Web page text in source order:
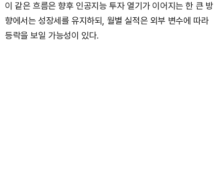
이 같은 흐름은 향후 인공지능 투자 열기가 이어지는 한 큰 방
향에서는 성장세를 유지하되, 월별 실적은 외부 변수에 따라
등락을 보일 가능성이 있다.